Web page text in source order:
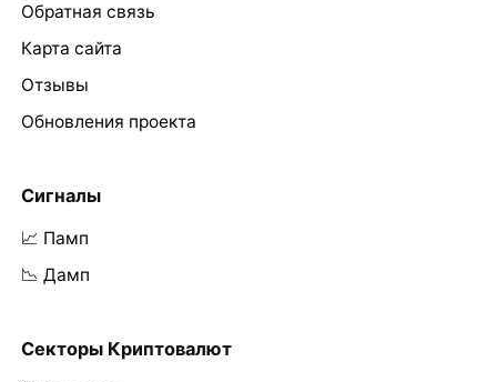
Обратная связь
Карта сайта
Отзывы
Обновления проекта
Сигналы
📈 Памп
📉 Дамп
Секторы Криптовалют